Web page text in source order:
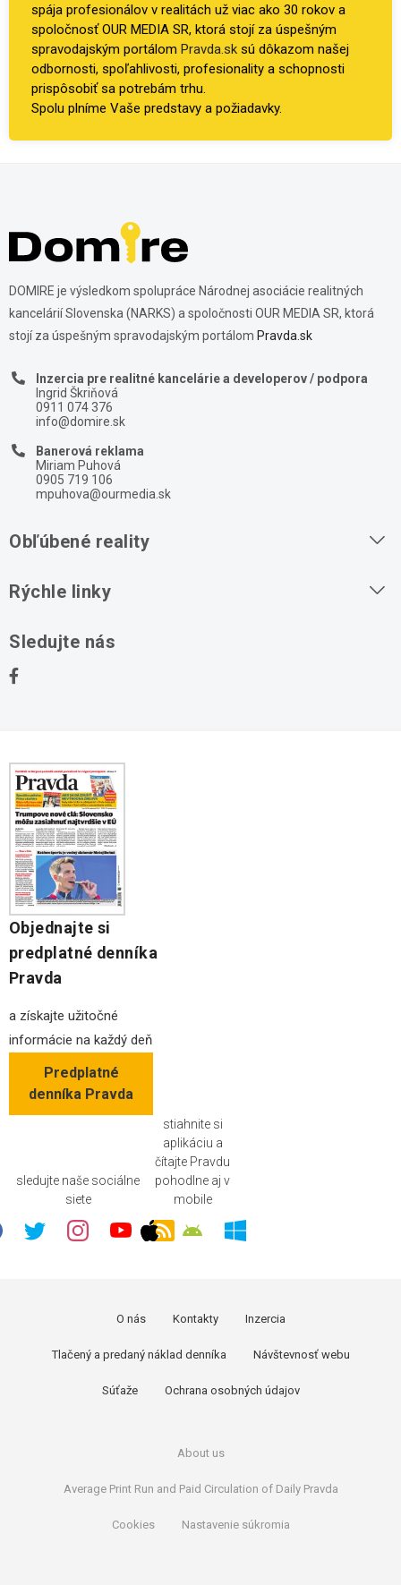
spája profesionálov v realitách už viac ako 30 rokov a
spoločnosť OUR MEDIA SR, ktorá stojí za úspešným
spravodajským portálom Pravda.sk sú dôkazom našej
odbornosti, spoľahlivosti, profesionality a schopnosti
prispôsobiť sa potrebám trhu.
Spolu plníme Vaše predstavy a požiadavky.
DOMIRE je výsledkom spolupráce Národnej asociácie realitných
kancelárií Slovenska (NARKS) a spoločnosti OUR MEDIA SR, ktorá
stojí za úspešným spravodajským portálom Pravda.sk
Inzercia pre realitné kancelárie a developerov / podpora
Ingrid Škriňová
0911 074 376
info@domire.sk
Banerová reklama
Miriam Puhová
0905 719 106
mpuhova@ourmedia.sk
Obľúbené reality
Domy na predaj
Stavebné pozemky
Rýchle linky
Sledujte nás
Objednajte si
predplatné denníka
Pravda
a získajte užitočné
informácie na každý deň
Predplatné
denníka Pravda
sledujte naše sociálne
siete
stiahnite si
aplikáciu a
čítajte Pravdu
pohodlne aj v
mobile
O nás Kontakty Inzercia
Tlačený a predaný náklad denníka Návštevnosť webu
Súťaže Ochrana osobných údajov
About us
Average Print Run and Paid Circulation of Daily Pravda
Cookies Nastavenie súkromia